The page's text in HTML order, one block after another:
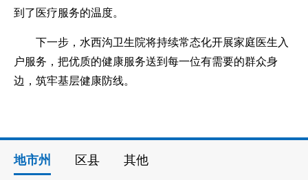
到了医疗服务的温度。
下一步，水西沟卫生院将持续常态化开展家庭医生入
户服务，把优质的健康服务送到每一位有需要的群众身
边，筑牢基层健康防线。
地市州 区县 其他